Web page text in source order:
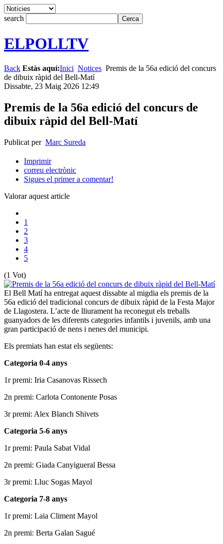
search
ELPOLLTV
Back Estàs aquí:Inici Notices Premis de la 56a edició del concurs
de dibuix ràpid del Bell-Matí
Dissabte, 23 Maig 2026 12:49
Premis de la 56a edició del concurs de
dibuix ràpid del Bell-Matí
Publicat per Marc Sureda
Imprimir
correu electrònic
Sigues el primer a comentar!
Valorar aquest article
1
2
3
4
5
(1 Vot)
El Bell Matí ha entregat aquest dissabte al migdia els premis de la
56a edició del tradicional concurs de dibuix ràpid de la Festa Major
de Llagostera. L’acte de lliurament ha reconegut els treballs
guanyadors de les diferents categories infantils i juvenils, amb una
gran participació de nens i nenes del municipi.
Els premiats han estat els següents:
Categoria 0-4 anys
1r premi: Iria Casanovas Rissech
2n premi: Carlota Contonente Posas
3r premi: Alex Blanch Shivets
Categoria 5-6 anys
1r premi: Paula Sabat Vidal
2n premi: Giada Canyigueral Bessa
3r premi: Lluc Sogas Mayol
Categoria 7-8 anys
1r premi: Laia Climent Mayol
2n premi: Berta Galan Sagué